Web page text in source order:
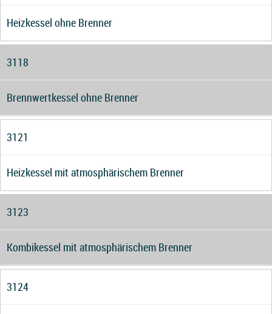
Heizkessel ohne Brenner
3118
Brennwertkessel ohne Brenner
3121
Heizkessel mit atmosphärischem Brenner
3123
Kombikessel mit atmosphärischem Brenner
3124